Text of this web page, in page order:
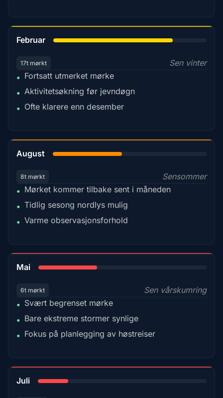
Februar
17t mørkt
Sen vinter
• Fortsatt utmerket mørke
• Aktivitetsøkning før jevndøgn
• Ofte klarere enn desember
August
8t mørkt
Sensommer
• Mørket kommer tilbake sent i måneden
• Tidlig sesong nordlys mulig
• Varme observasjonsforhold
Mai
6t mørkt
Sen vårskumring
• Svært begrenset mørke
• Bare ekstreme stormer synlige
• Fokus på planlegging av høstreiser
Juli